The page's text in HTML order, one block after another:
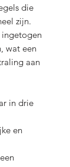
die
zijn.
ingetogen
wat een
aan
in drie
en